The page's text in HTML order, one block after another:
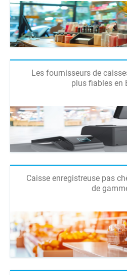
Les fournisseurs de
plus fiables en
Caisse enregistreuse pas
de